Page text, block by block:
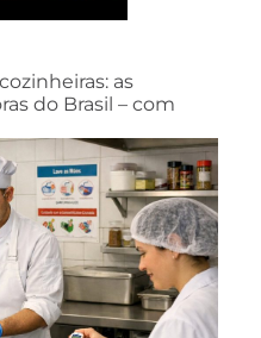
as
do Brasil – com